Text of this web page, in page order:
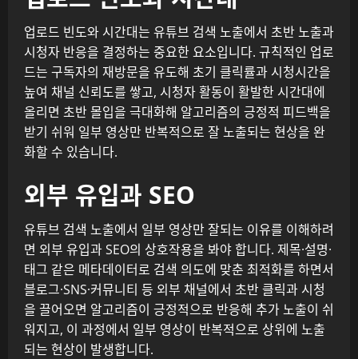
업로드 빈도와 시간대는 유튜브 검색 노출에서 초반 노출과
시청자 반응을 결정하는 중요한 요소입니다. 규칙적인 업로
드는 구독자의 재방문을 유도해 초기 클릭률과 시청시간을
높여 채널 신뢰도를 쌓고, 시청자 활동이 활발한 시간대에
올리면 초반 몰입을 극대화해 알고리즘의 긍정적 피드백을
받기 쉬워 일부 영상만 반복적으로 잘 노출되는 현상을 완
화할 수 있습니다.
외부 유입과 SEO
유튜브 검색 노출에서 일부 영상만 잘되는 이유를 이해하려
면 외부 유입과 SEO의 상호작용을 봐야 합니다. 제목·설명·
태그 같은 메타데이터로 검색 의도에 맞춘 최적화를 하면서
블로그·SNS·커뮤니티 등 외부 채널에서 초반 클릭과 시청
을 끌어오면 알고리즘이 긍정적으로 반응해 추가 노출이 쉬
워지고, 이 과정에서 일부 영상이 반복적으로 상위에 노출
되는 현상이 발생합니다.